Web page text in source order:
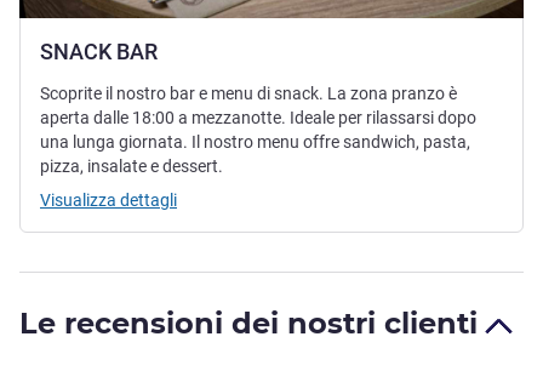
SNACK BAR
Scoprite il nostro bar e menu di snack. La zona pranzo è
aperta dalle 18:00 a mezzanotte. Ideale per rilassarsi dopo
una lunga giornata. Il nostro menu offre sandwich, pasta,
pizza, insalate e dessert.
Visualizza dettagli
Le recensioni dei nostri clienti